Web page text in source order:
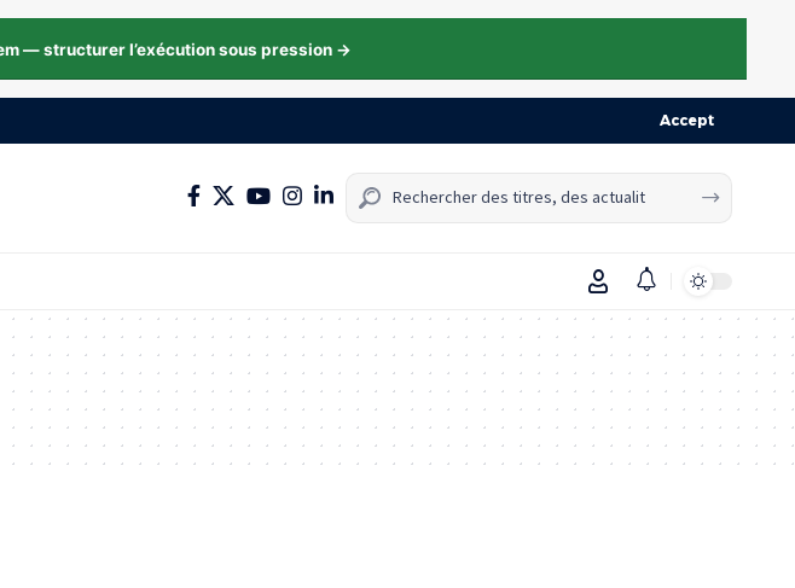
— structurer l’exécution sous pression →
Accept